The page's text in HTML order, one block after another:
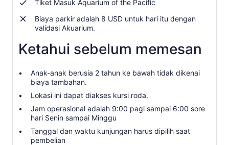
Tiket Masuk Aquarium of the Pacific
Biaya parkir adalah 8 USD untuk hari itu dengan
validasi Akuarium.
Ketahui sebelum memesan
Anak-anak berusia 2 tahun ke bawah tidak dikenai
biaya tambahan.
Lokasi ini dapat diakses kursi roda.
Jam operasional adalah 9:00 pagi sampai 6:00 sore
hari Senin sampai Minggu
Tanggal dan waktu kunjungan harus dipilih saat
pembelian